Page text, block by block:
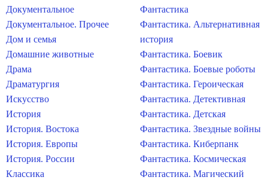
Документальное
Документальное. Прочее
Дом и семья
Домашние животные
Драма
Драматургия
Искусство
История
История. Востока
История. Европы
История. России
Классика
Фантастика
Фантастика. Альтернативная
история
Фантастика. Боевик
Фантастика. Боевые роботы
Фантастика. Героическая
Фантастика. Детективная
Фантастика. Детская
Фантастика. Звездные войны
Фантастика. Киберпанк
Фантастика. Космическая
Фантастика. Магический